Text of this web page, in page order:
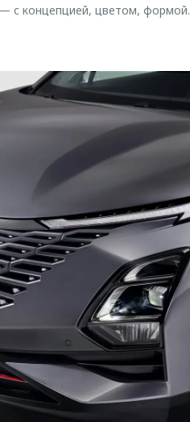
— с концепцией, цветом, формой.